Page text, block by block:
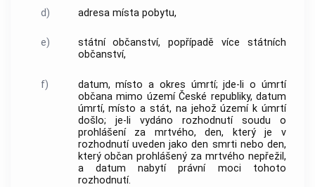
d) adresa místa pobytu,
e)
státní občanství, popřípadě více státních
občanství,
f)
datum, místo a okres úmrtí; jde-li o úmrtí
občana mimo území České republiky, datum
úmrtí, místo a stát, na jehož území k úmrtí
došlo; je-li vydáno rozhodnutí soudu o
prohlášení za mrtvého, den, který je v
rozhodnutí uveden jako den smrti nebo den,
který občan prohlášený za mrtvého nepřežil,
a datum nabytí právní moci tohoto
rozhodnutí.